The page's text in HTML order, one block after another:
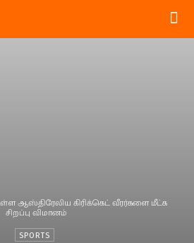
ஆஸ்திரேலிய கிரிக்கெட் வீரர்களை மீட்க
சிறப்பு விமானம்
SPORTS